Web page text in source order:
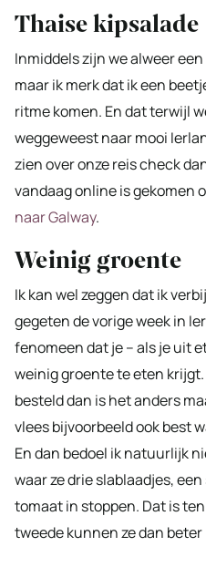
Thaise kipsalade
Inmiddels zijn we alweer
maar ik merk dat ik een
ritme komen. En dat terwijl
weggeweest naar mooi
zien over onze reis check
vandaag online is gekomen
naar Galway.
Weinig groente
Ik kan wel zeggen dat ik
gegeten de vorige week in
fenomeen dat je – als je uit
weinig groente te eten
besteld dan is het anders
vlees bijvoorbeeld ook best
En dan bedoel ik natuurlijk
waar ze drie slablaadjes,
tomaat in stoppen. Dat is
tweede kunnen ze dan